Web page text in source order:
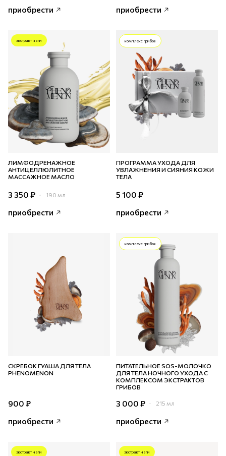
приобрести приобрести
экстракт чаги
ЛИМФОДРЕНАЖНОЕ
АНТИЦЕЛЛЮЛИТНОЕ
МАССАЖНОЕ МАСЛО
3 350 ₽ 190 мл
приобрести
комплекс грибов
ПРОГРАММА УХОДА ДЛЯ
УВЛАЖНЕНИЯ И СИЯНИЯ КОЖИ
ТЕЛА
5 100 ₽
приобрести
СКРЕБОК ГУАША ДЛЯ ТЕЛА
PHENOMENON
900 ₽
приобрести
комплекс грибов
ПИТАТЕЛЬНОЕ SOS-МОЛОЧКО
ДЛЯ ТЕЛА НОЧНОГО УХОДА С
КОМПЛЕКСОМ ЭКСТРАКТОВ
ГРИБОВ
3 000 ₽ 215 мл
приобрести
экстракт чаги экстракт чаги